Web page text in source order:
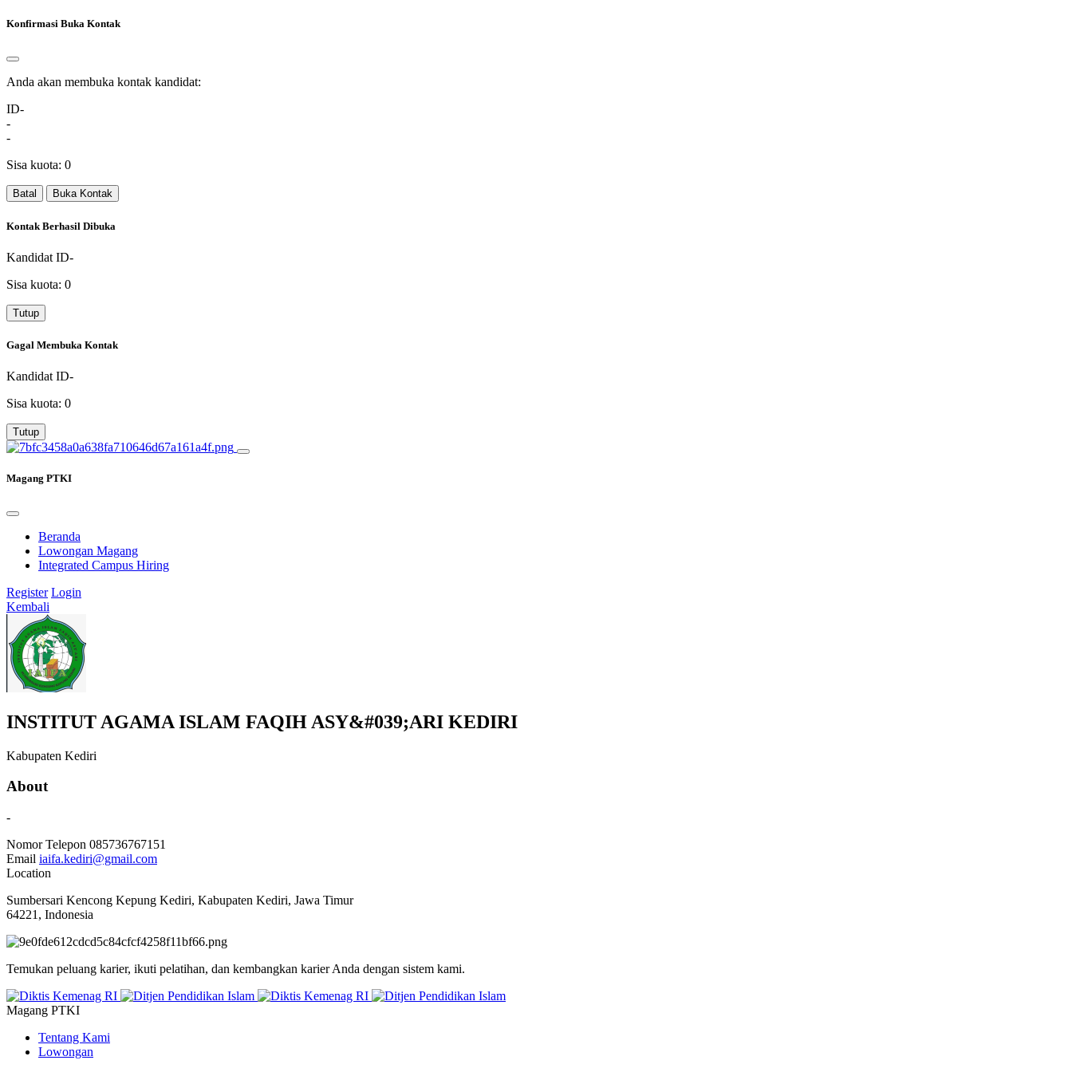
Konfirmasi Buka Kontak
Anda akan membuka kontak kandidat:
ID-
-
-
Sisa kuota: 0
Batal Buka Kontak
Kontak Berhasil Dibuka
Kandidat ID-
Sisa kuota: 0
Tutup
Gagal Membuka Kontak
Kandidat ID-
Sisa kuota: 0
Tutup
Magang PTKI
Beranda
Lowongan Magang
Integrated Campus Hiring
Register Login
Kembali
INSTITUT AGAMA ISLAM FAQIH ASY&#039;ARI KEDIRI
Kabupaten Kediri
About
-
Nomor Telepon 085736767151
Email iaifa.kediri@gmail.com
Location
Sumbersari Kencong Kepung Kediri, Kabupaten Kediri, Jawa Timur
64221, Indonesia
Temukan peluang karier, ikuti pelatihan, dan kembangkan karier Anda dengan sistem kami.
Magang PTKI
Tentang Kami
Lowongan